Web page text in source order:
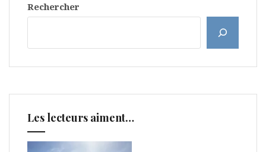
Rechercher
Les lecteurs aiment…